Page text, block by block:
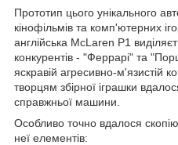
Прототип цього унікального
кінофільмів та комп'ютерних
англійська McLaren P1
конкурентів - "Феррарі" та
яскравій агресивно-м'язистій
творцям збірної іграшки
справжньої машини.
Особливо точно вдалося
неї елементів: